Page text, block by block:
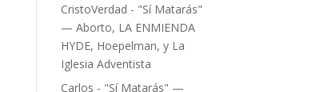
CristoVerdad - "Sí Matarás"
— Aborto, LA ENMIENDA
HYDE, Hoepelman, y La
Iglesia Adventista
Carlos - "Sí Matarás" —